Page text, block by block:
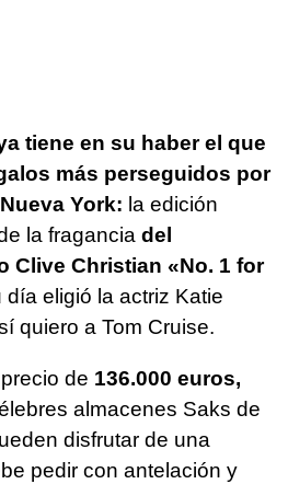
tiene en su haber el que
más perseguidos por
York: la edición
la fragancia del
Clive Christian «No. 1 for
día eligió la actriz Katie
quiero a Tom Cruise.
de 136.000 euros,
almacenes Saks de
disfrutar de una
pedir con antelación y